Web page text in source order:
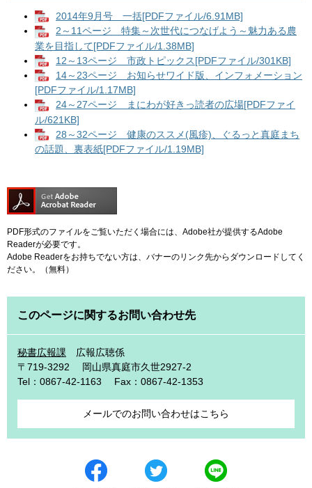
2014年9月号 一括[PDFファイル/6.91MB]
2～11ページ 特集～次世代につなげよう～魅力ある農
業を目指して[PDFファイル/1.38MB]
12～13ページ 市政トピックス[PDFファイル/301KB]
14～23ページ お知らせワイド版、インフォメーション
[PDFファイル/1.17MB]
24～27ページ まにわが好きっ読者の広場[PDFファイ
ル/621KB]
28～32ページ 健康のススメ(風疹)、ぐるっと真庭まち
の話題、裏表紙[PDFファイル/1.19MB]
PDF形式のファイルをご覧いただく場合には、Adobe社が提供するAdobe
Readerが必要です。
Adobe Readerをお持ちでない方は、バナーのリンク先からダウンロードしてく
ださい。（無料）
このページに関するお問い合わせ先
秘書広報課
広報広聴係
〒719-3292
岡山県真庭市久世2927-2
Tel：0867-42-1163
Fax：0867-42-1353
メールでのお問い合わせはこちら